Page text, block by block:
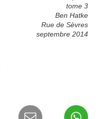
tome 3
Ben Hatke
Rue de Sèvres
septembre 2014